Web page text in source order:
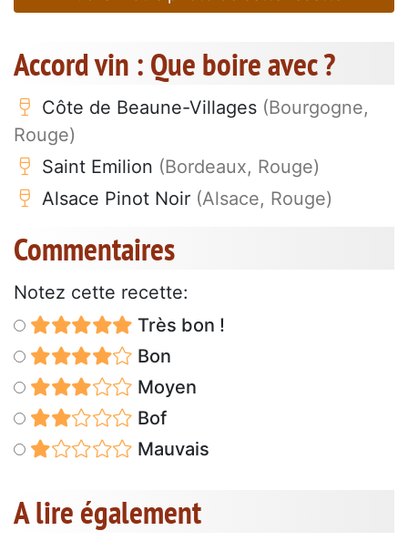
Accord vin : Que boire avec ?
Côte de Beaune-Villages (Bourgogne,
Rouge)
Saint Emilion (Bordeaux, Rouge)
Alsace Pinot Noir (Alsace, Rouge)
Commentaires
Notez cette recette:
Très bon !
Bon
Moyen
Bof
Mauvais
A lire également